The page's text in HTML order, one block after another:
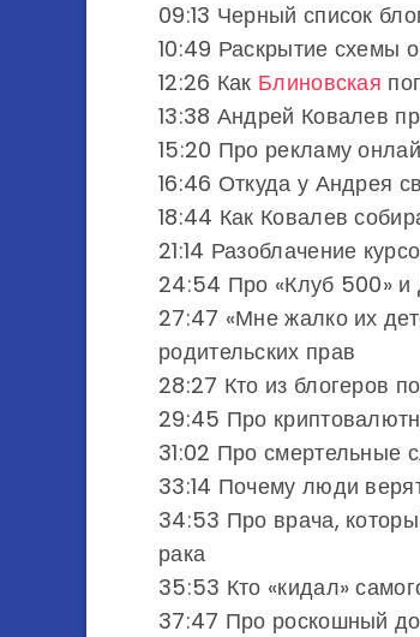
09:13 Черный список
10:49 Раскрытие схемы
12:26 Как Блиновская
13:38 Андрей Ковалев
15:20 Про рекламу
16:46 Откуда у Андрея
18:44 Как Ковалев
21:14 Разоблачение
24:54 Про «Клуб 500» и
27:47 «Мне жалко их
родительских прав
28:27 Кто из блогеров
29:45 Про
31:02 Про смертельные
33:14 Почему люди
34:53 Про врача,
рака
35:53 Кто «кидал»
37:47 Про роскошный